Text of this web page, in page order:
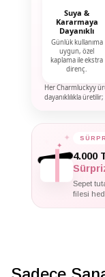
Suya &
Kararmaya
Dayanıklı
Günlük kullanıma
uygun, özel
kaplama ile ekstra
direnç.
Her Charmluckyy
dayanıklılıkla
✦
4.000
Sepet
filesi